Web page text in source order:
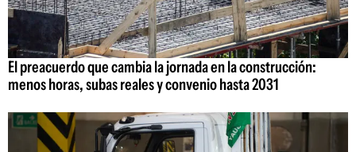
El preacuerdo que cambia la jornada en la construcción:
menos horas, subas reales y convenio hasta 2031